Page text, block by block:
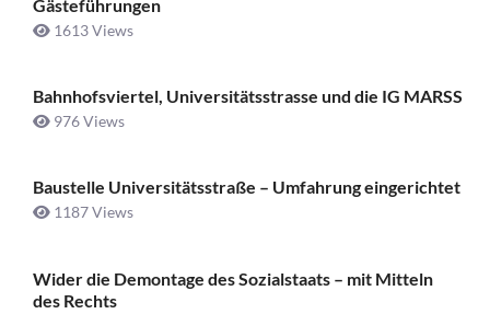
Gästeführungen
1613 Views
Bahnhofsviertel, Universitätsstrasse und die IG MARSS
976 Views
Baustelle Universitätsstraße ­– Umfahrung eingerichtet
1187 Views
Wider die Demontage des Sozialstaats – mit Mitteln
des Rechts